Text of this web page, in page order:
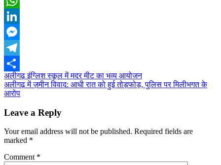
WhatsApp
LinkedIn
Messenger
Telegram
Share
Post
navigation
अलीगढ़ इंग्लिश स्कूल में मदर मीट का भव्य आयोजन
अलीगढ़ में ज़मीन विवाद: आधी रात को हुई तोड़फोड़, पुलिस पर मिलीभगत के
आरोप
Leave a Reply
Your email address will not be published. Required fields are
marked *
Comment *